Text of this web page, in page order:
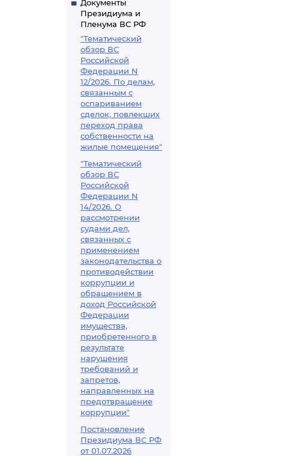
Документы
Президиума и
Пленума ВС РФ
"Тематический
обзор ВС
Российской
Федерации N
12/2026. По делам,
связанным с
оспариванием
сделок, повлекших
переход права
собственности на
жилые помещения"
"Тематический
обзор ВС
Российской
Федерации N
14/2026. О
рассмотрении
судами дел,
связанных с
применением
законодательства о
противодействии
коррупции и
обращением в
доход Российской
Федерации
имущества,
приобретенного в
результате
нарушения
требований и
запретов,
направленных на
предотвращение
коррупции"
Постановление
Президиума ВС РФ
от 01.07.2026